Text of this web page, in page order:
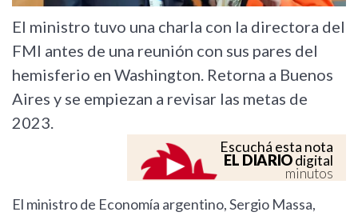
El ministro tuvo una charla con la directora del
FMI antes de una reunión con sus pares del
hemisferio en Washington. Retorna a Buenos
Aires y se empiezan a revisar las metas de
2023.
Escuchá esta nota
EL DIARIOdigital
minutos
El ministro de Economía argentino, Sergio Massa,